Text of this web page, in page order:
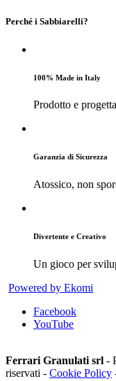
Perché i Sabbiarelli?
100% Made in Italy
Prodotto e
Garanzia di Sicurezza
Atossico, non
Divertente e Creativo
Un gioco per
Powered by Ekomi
Facebook
YouTube
Ferrari Granulati srl -
riservati - Cookie Policy